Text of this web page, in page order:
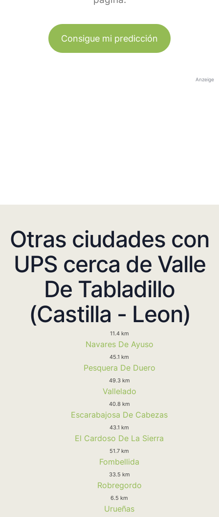
Consigue mi predicción
Anzeige
Otras ciudades con
UPS cerca de Valle
De Tabladillo
(Castilla - Leon)
11.4 km
Navares De Ayuso
45.1 km
Pesquera De Duero
49.3 km
Vallelado
40.8 km
Escarabajosa De Cabezas
43.1 km
El Cardoso De La Sierra
51.7 km
Fombellida
33.5 km
Robregordo
6.5 km
Urueñas